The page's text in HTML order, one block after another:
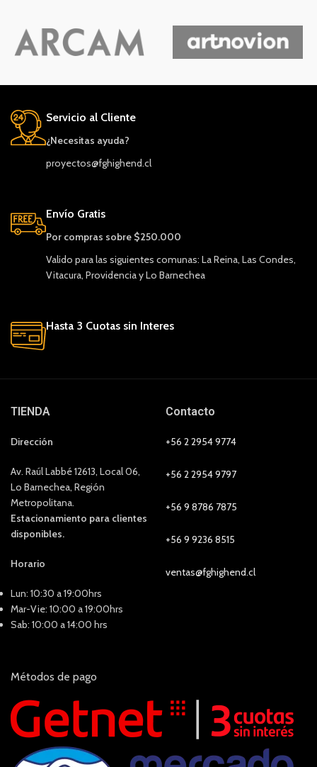
Servicio al Cliente
¿Necesitas ayuda?
proyectos@fghighend.cl
Envío Gratis
Por compras sobre $250.000
Valido para las siguientes comunas: La Reina, Las Condes,
Vitacura, Providencia y Lo Barnechea
Hasta 3 Cuotas sin Interes
TIENDA
Dirección
Av. Raúl Labbé 12613, Local 06,
Lo Barnechea, Región
Metropolitana.
Estacionamiento para clientes
disponibles.
Horario
Lun: 10:30 a 19:00hrs
Mar-Vie: 10:00 a 19:00hrs
Sab: 10:00 a 14:00 hrs
Contacto
+56 2 2954 9774
+56 2 2954 9797
+56 9 8786 7875
+56 9 9236 8515
ventas@fghighend.cl
Métodos de pago